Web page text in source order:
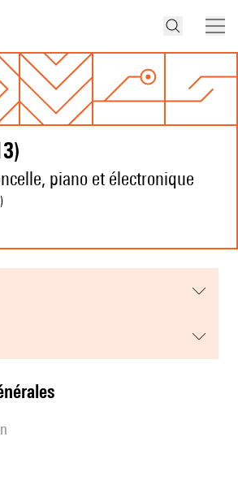
piano et électronique
)